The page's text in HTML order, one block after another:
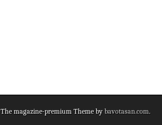
The magazine-premium Theme by bavotasan.com.